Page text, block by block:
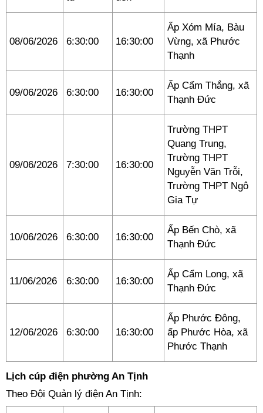
08/06/2026 6:30:00 16:30:00
Ấp Xóm Mía, Bàu
Vừng, xã Phước
Thạnh
09/06/2026 6:30:00 16:30:00
Ấp Cẩm Thắng, xã
Thạnh Đức
09/06/2026 7:30:00 16:30:00
Trường THPT
Quang Trung,
Trường THPT
Nguyễn Văn Trỗi,
Trường THPT Ngô
Gia Tự
10/06/2026 6:30:00 16:30:00
Ấp Bến Chò, xã
Thạnh Đức
11/06/2026 6:30:00 16:30:00
Ấp Cẩm Long, xã
Thạnh Đức
12/06/2026 6:30:00 16:30:00
Ấp Phước Đông,
ấp Phước Hòa, xã
Phước Thạnh
Lịch cúp điện phường An Tịnh
Theo Đội Quản lý điện An Tịnh: